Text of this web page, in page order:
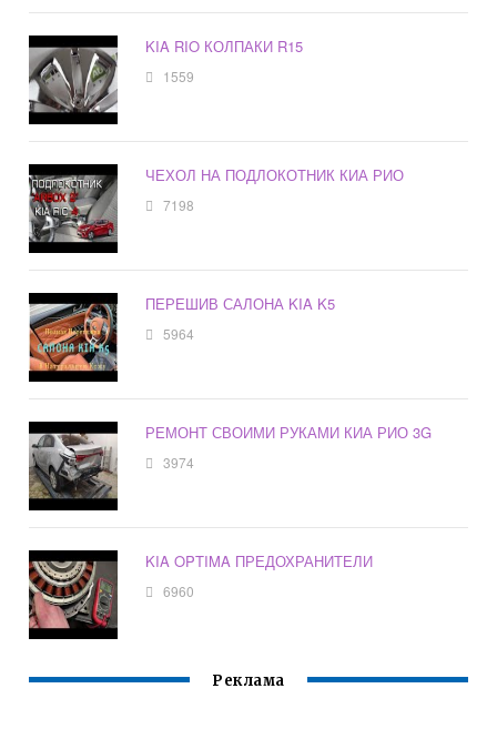
KIA RIO КОЛПАКИ R15
1559
ЧЕХОЛ НА ПОДЛОКОТНИК КИА РИО
7198
ПЕРЕШИВ САЛОНА KIA K5
5964
РЕМОНТ СВОИМИ РУКАМИ КИА РИО 3G
3974
KIA OPTIMA ПРЕДОХРАНИТЕЛИ
6960
Реклама